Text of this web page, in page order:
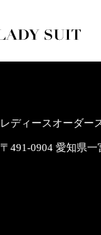
レディースオーダー
〒491-0904 愛知県